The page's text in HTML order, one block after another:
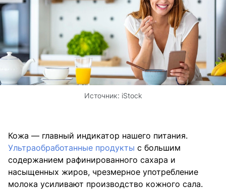
Источник: iStock
Кожа — главный индикатор нашего питания.
Ультраобработанные продукты с большим
содержанием рафинированного сахара и
насыщенных жиров, чрезмерное употребление
молока усиливают производство кожного сала.